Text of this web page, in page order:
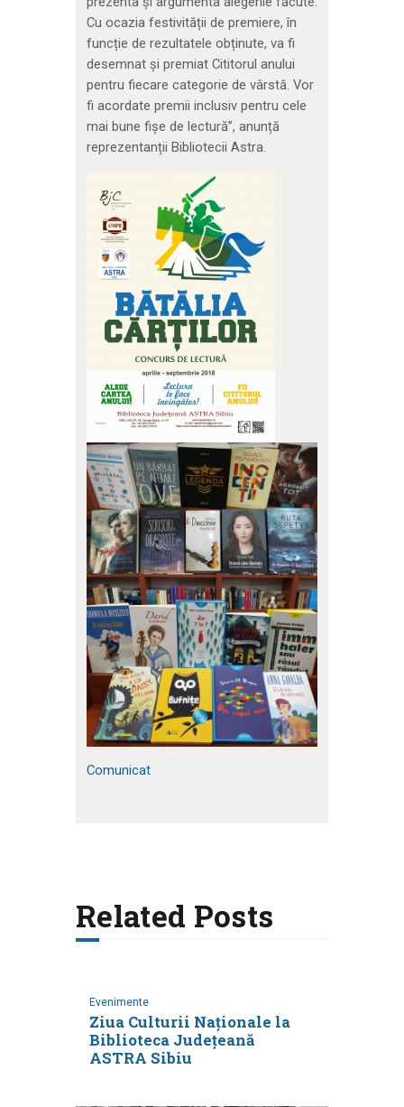
Cu ocazia festivității de premiere, în
funcție de rezultatele obținute, va fi
desemnat și premiat Cititorul anului
pentru fiecare categorie de vârstă. Vor
fi acordate premii inclusiv pentru cele
mai bune fișe de lectură”, anunță
reprezentanții Bibliotecii Astra.
Comunicat
Related Posts
Evenimente
Ziua Culturii Naționale la
Biblioteca Județeană
ASTRA Sibiu